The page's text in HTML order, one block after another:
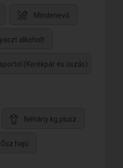
Mindenevő
alkoholt
(Kerékpár és úszás)
Néhány kg plusz
Ősz hajú